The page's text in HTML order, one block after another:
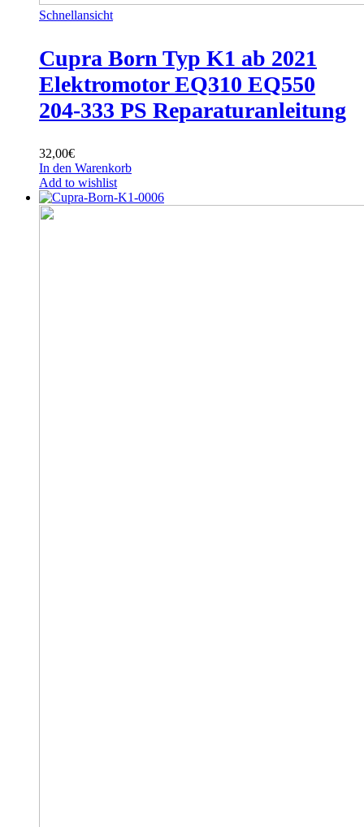
Schnellansicht
Cupra Born Typ K1 ab 2021
Elektromotor EQ310 EQ550
204-333 PS Reparaturanleitung
32,00€
In den Warenkorb
Add to wishlist